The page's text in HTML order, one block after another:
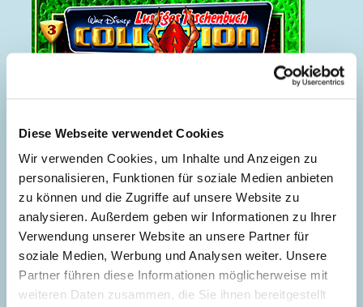
Diese Webseite verwendet Cookies
Wir verwenden Cookies, um Inhalte und Anzeigen zu
personalisieren, Funktionen für soziale Medien anbieten
zu können und die Zugriffe auf unsere Website zu
analysieren. Außerdem geben wir Informationen zu Ihrer
Verwendung unserer Website an unsere Partner für
soziale Medien, Werbung und Analysen weiter. Unsere
Partner führen diese Informationen möglicherweise mit
weiteren Daten zusammen, die Sie ihnen bereitgestellt